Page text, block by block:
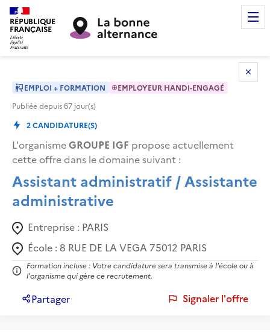
RÉPUBLIQUE
FRANÇAISE
EMPLOI + FORMATION
EMPLOYEUR HANDI-ENGAGÉ
Publiée depuis67 jour(s)
2CANDIDATURE(S)
L'organismeGROUPE IGF propose actuellement
cette offre dans le domaine suivant :
Assistant administratif / Assistante
administrative
Entreprise : PARIS
École : 8 RUE DE LA VEGA 75012 PARIS
Formation incluse : Votre candidature sera transmise à l'école ou à
l'organisme qui gère ce recrutement.
Partager Signaler l'offre